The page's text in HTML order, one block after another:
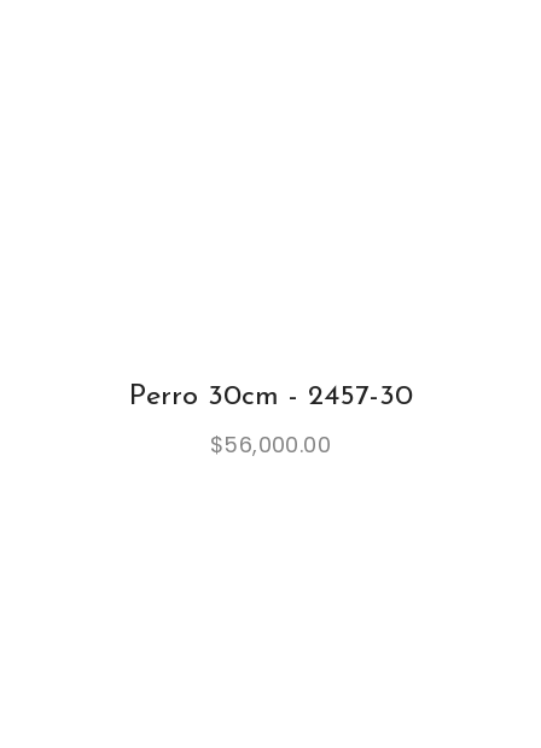
Perro 30cm - 2457-30
$56,000.00